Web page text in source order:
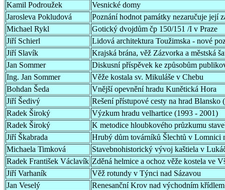
Kamil Podroužek
Vesnické domy
Jarosleva Pokludová
Poznání hodnot památky nezaručuje její
Michael Rykl
Gotický dvojdům čp 150/151 /I v Praze
Jiří Schierl
Lidová architektura Toužimska - nové
Jiří Slavík
Krajská brána, věž Zázvorka a městská
Jan Sommer
Diskusní příspěvek ke způsobům
Ing. Jan Sommer
Věže kostala sv. Mikuláše v Chebu
Bohdan Šeda
Vnější opevnění hradu Kunětická Hora
Jiří Šedivý
Rešení přístupové cesty na hrad Blansko
Radek Široký
Výzkum hradu velhartice (1993 - 2001)
Radek Široký
K metodice hloubkového průzkumu
Jiří Škabrada
Hrubý dům továrníků Šlechtů v Lomnici
Michaela Timková
Stavebnohistorický vývoj kaštiela v
Radek František Václavík Zděná helmice a ochoz věže kostela ve
Jiří Varhaník
Věž rotundy v Týnci nad Sázavou
Jan Veselý
Renesanční Krov nad východním